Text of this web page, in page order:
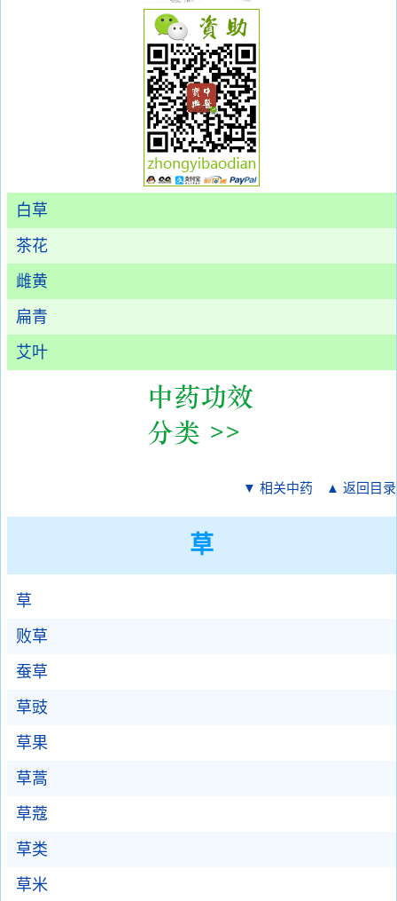
白草
茶花
雌黄
扁青
艾叶
▼ 相关中药 ▲ 返回目录
草
草
败草
蚕草
草豉
草果
草蒿
草蔻
草类
草米